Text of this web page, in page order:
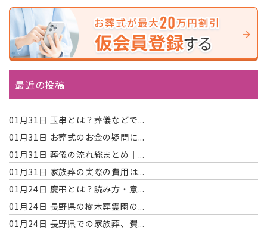
最近の投稿
01月31日 玉串とは？葬儀などで...
01月31日 お葬式のお金の疑問に...
01月31日 葬儀の流れ総まとめ｜...
01月31日 家族葬の実際の費用は...
01月24日 慶弔とは？読み方・意...
01月24日 長野県の樹木葬霊園の...
01月24日 長野県での家族葬、費...